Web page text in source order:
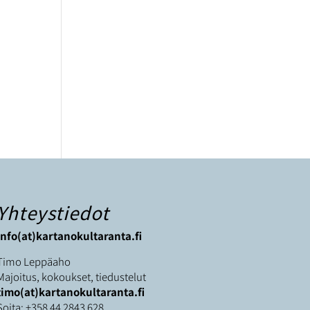
Yhteystiedot
Leppäaho
kokoukset, tiedustelut
+358 44 2843 628